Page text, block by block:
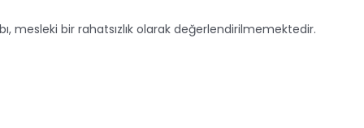
mesleki bir rahatsızlık olarak değerlendirilmemektedir.